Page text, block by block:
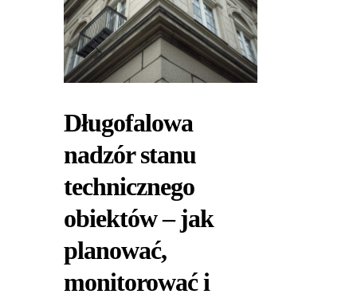
Długofalowa
nadzór stanu
technicznego
obiektów – jak
planować,
monitorować i